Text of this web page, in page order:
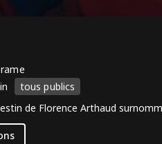
la voile et l'exploration.
pour la mer.
tous publics
de Florence Arthaud